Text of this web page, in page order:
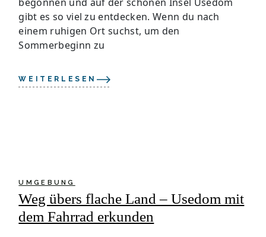
gibt es so viel zu entdecken. Wenn du nach
einem ruhigen Ort suchst, um den
Sommerbeginn zu
WEITERLESEN
UMGEBUNG
Weg übers flache Land – Usedom mit
dem Fahrrad erkunden